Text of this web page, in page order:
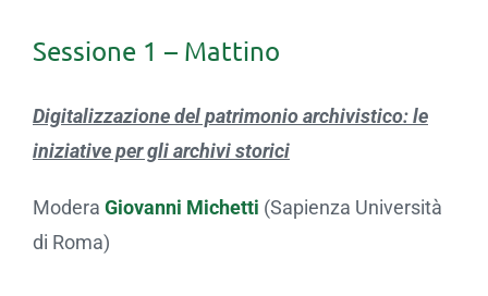
Sessione 1 – Mattino
Digitalizzazione del patrimonio archivistico: le
iniziative per gli archivi storici
Modera Giovanni Michetti (Sapienza Università
di Roma)